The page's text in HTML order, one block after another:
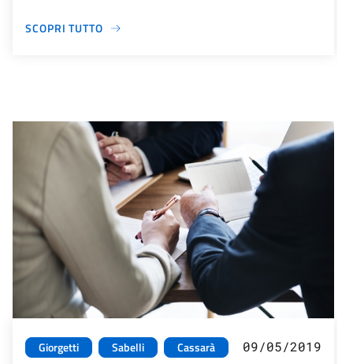
SCOPRI TUTTO
Giorgetti Sabelli Cassarà 09/05/2019